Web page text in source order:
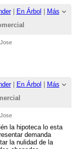
| En Árbol
Más
| En Árbol
Más
la hipoteca lo esta
demanda
la nulidad de la